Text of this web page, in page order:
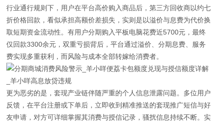
行业通行规则下，用户在平台高价购入商品后，第三方回收商以约七
折价格回款，看似承担高额价差损失，实则是以溢价与息费为代价换
取短期资金流动性。有用户分期购入平板电脑花费近5700元，最终
仅回款3300余元，双重亏损背后，平台通过溢价、分期息费、服务
费实现多重获利，而风险与成本全部转嫁给消费者。
更为恶劣的是，套现产业链伴随严重的个人信息泄露问题。多位用户
反馈，在平台注册或下单后，立即收到精准推送的套现推广短信与好
友申请，对方可详细掌握其消费与授信记录，骚扰信息持续不断。实